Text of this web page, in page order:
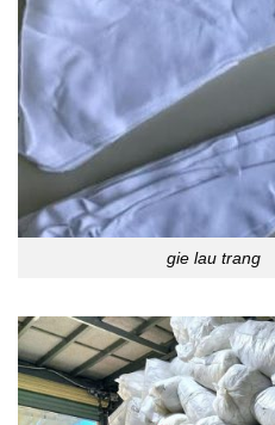
gie lau trang